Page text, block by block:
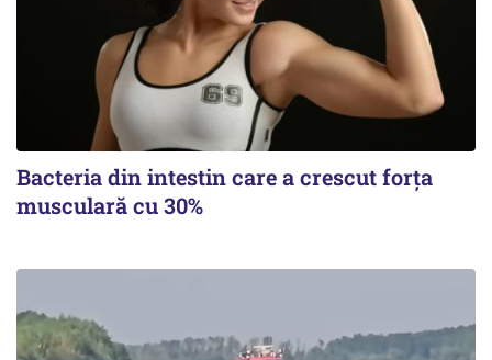
Bacteria din intestin care a crescut forța
musculară cu 30%